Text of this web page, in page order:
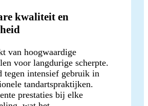
kwaliteit en
van hoogwaardige
voor langdurige scherpte.
tegen intensief gebruik in
tandartspraktijken.
prestaties bij elke